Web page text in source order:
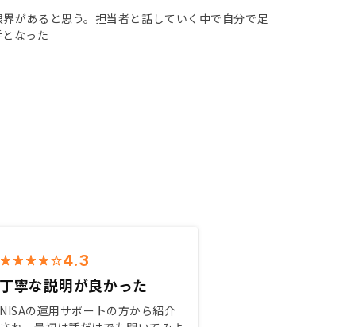
があると思う。担当者と話していく中で自分で足
なった
4.3
丁寧な説明が良かった
NISAの運用サポートの方から紹介